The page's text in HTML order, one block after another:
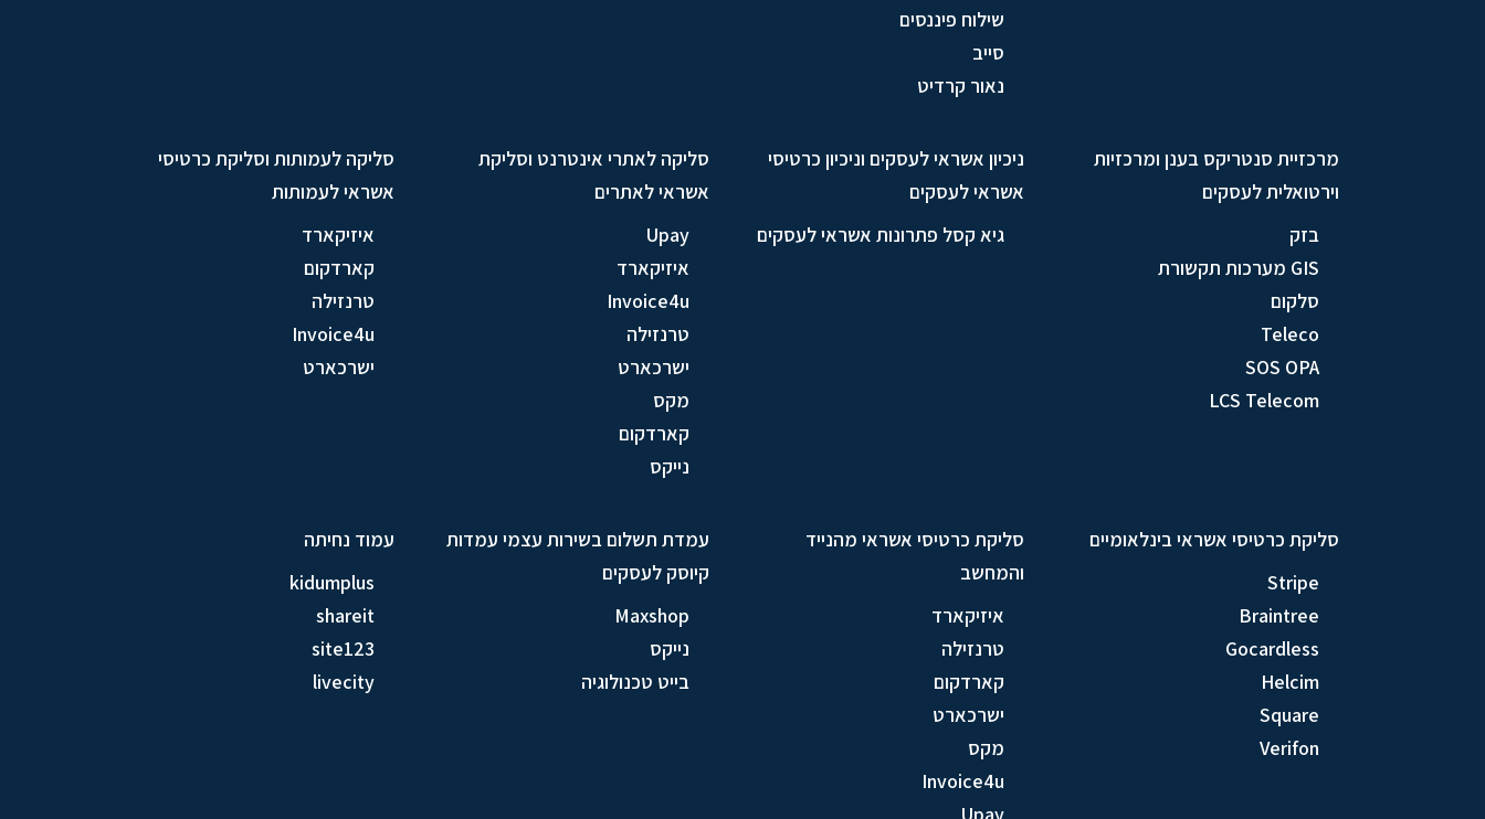
שילוח פיננסים
סייב
נאור קרדיט
מרכזיית סנטריקס בענן ומרכזיות
וירטואלית לעסקים
בזק
GIS מערכות תקשורת
סלקום
Teleco
SOS OPA
LCS Telecom
ניכיון אשראי לעסקים וניכיון כרטיסי
אשראי לעסקים
גיא קסל פתרונות אשראי לעסקים
סליקה לאתרי אינטרנט וסליקת
אשראי לאתרים
Upay
איזיקארד
Invoice4u
טרנזילה
ישרכארט
מקס
קארדקום
נייקס
סליקה לעמותות וסליקת כרטיסי
אשראי לעמותות
איזיקארד
קארדקום
טרנזילה
Invoice4u
ישרכארט
סליקת כרטיסי אשראי בינלאומיים
Stripe
Braintree
Gocardless
Helcim
Square
Verifon
סליקת כרטיסי אשראי מהנייד
והמחשב
איזיקארד
טרנזילה
קארדקום
ישרכארט
מקס
Invoice4u
Upay
עמדת תשלום בשירות עצמי עמדות
קיוסק לעסקים
Maxshop
נייקס
בייט טכנולוגיה
עמוד נחיתה
kidumplus
shareit
site123
livecity